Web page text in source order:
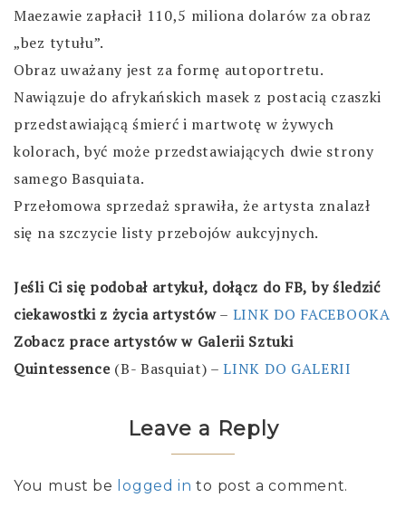
Maezawie zapłacił 110,5 miliona dolarów za obraz
„bez tytułu”.
Obraz uważany jest za formę autoportretu.
Nawiązuje do afrykańskich masek z postacią czaszki
przedstawiającą śmierć i martwotę w żywych
kolorach, być może przedstawiających dwie strony
samego Basquiata.
Przełomowa sprzedaż sprawiła, że artysta znalazł
się na szczycie listy przebojów aukcyjnych.
Jeśli Ci się podobał artykuł, dołącz do FB, by śledzić
ciekawostki z życia artystów– LINK DO FACEBOOKA
Zobacz prace artystów w Galerii Sztuki
Quintessence(B- Basquiat) –LINK DO GALERII
Leave a Reply
You must be logged in to post a comment.